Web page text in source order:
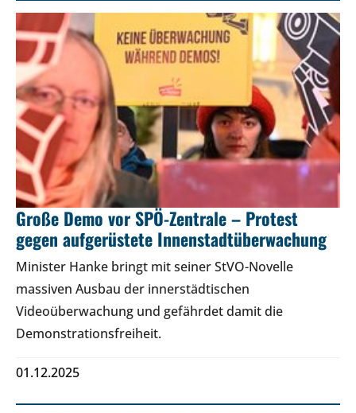
Große Demo vor SPÖ-Zentrale – Protest
gegen aufgerüstete Innenstadtüberwachung
Minister Hanke bringt mit seiner StVO-Novelle
massiven Ausbau der innerstädtischen
Videoüberwachung und gefährdet damit die
Demonstrationsfreiheit.
01.12.2025